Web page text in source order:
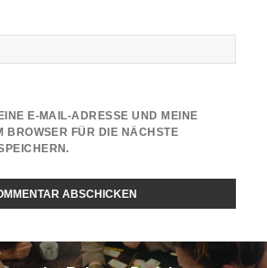
E-MAIL-ADRESSE UND MEINE
BROWSER FÜR DIE NÄCHSTE